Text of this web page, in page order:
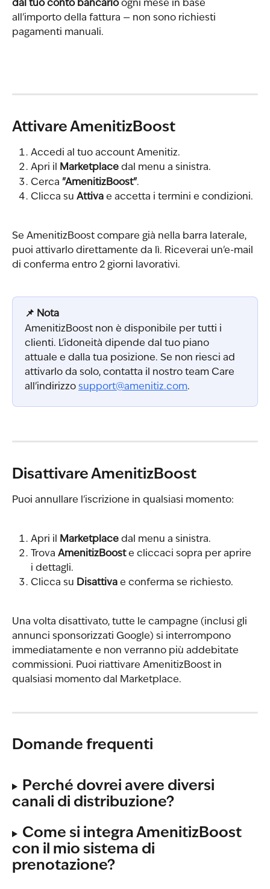
dal tuo conto bancario ogni mese in base
all'importo della fattura — non sono richiesti
pagamenti manuali.
Attivare AmenitizBoost
Accedi al tuo account Amenitiz.
Apri il
Marketplace dal menu a sinistra.
Cerca "AmenitizBoost".
Clicca su Attiva e accetta i termini e condizioni.
Se AmenitizBoost compare già nella barra laterale,
puoi attivarlo direttamente da lì. Riceverai un'e-mail
di conferma entro 2 giorni lavorativi.
📌 Nota
AmenitizBoost non è disponibile per tutti i
clienti. L'idoneità dipende dal tuo piano
attuale e dalla tua posizione. Se non riesci ad
attivarlo da solo, contatta il nostro team Care
all'indirizzo support@amenitiz.com.
Disattivare AmenitizBoost
Puoi annullare l'iscrizione in qualsiasi momento:
Apri il Marketplace dal menu a sinistra.
Trova AmenitizBoost e cliccaci sopra per aprire
i dettagli.
Clicca su Disattiva e conferma se richiesto.
Una volta disattivato, tutte le campagne (inclusi gli
annunci sponsorizzati Google) si interrompono
immediatamente e non verranno più addebitate
commissioni. Puoi riattivare AmenitizBoost in
qualsiasi momento dal Marketplace.
Domande frequenti
Perché dovrei avere diversi
canali di distribuzione?
Come si integra AmenitizBoost
con il mio sistema di
prenotazione?